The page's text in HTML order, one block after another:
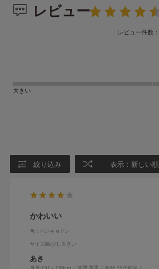
レビュー
レビュー件数：
大きい
絞り込み 表示：新しい順
かわいい
色：ハンギョドン
サイズ感:少し大きい
あき
身長:151～155cm 体型: 普通 年代:30代前半